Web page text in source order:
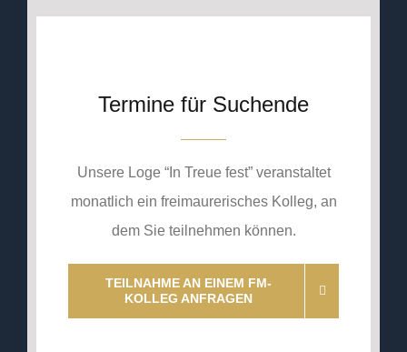
Termine für Suchende
Unsere Loge “In Treue fest” veranstaltet
monatlich ein freimaurerisches Kolleg, an
dem Sie teilnehmen können.
TEILNAHME AN EINEM FM-
KOLLEG ANFRAGEN